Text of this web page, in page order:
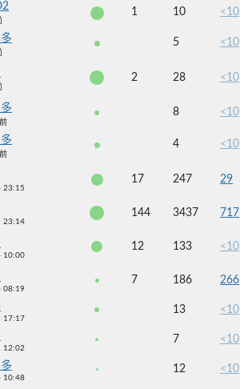
1 10 <10
5 <10
2 28 <10
8 <10
4 <10
23:15
17 247 29
23:14
144 3437 717
10:00
12 133 <10
08:19
7 186 266
17:17
13 <10
12:02
7 <10
10:48
12 <10